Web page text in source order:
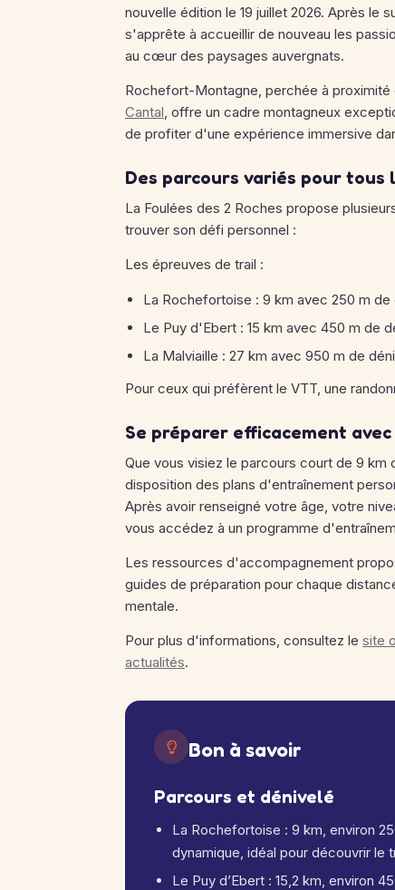
nouvelle édition le 19 juillet 2026. Après le
s'apprête à accueillir de nouveau les
au cœur des paysages auvergnats.
Rochefort-Montagne, perchée à proximité
Cantal, offre un cadre montagneux
de profiter d'une expérience immersive
Des parcours variés pour tous
La Foulées des 2 Roches propose
trouver son défi personnel :
Les épreuves de trail :
La Rochefortoise : 9 km avec 250 m
Le Puy d'Ebert : 15 km avec 450 m de
La Malviaille : 27 km avec 950 m de
Pour ceux qui préfèrent le VTT, une
Se préparer efficacement
Que vous visiez le parcours court de 9
disposition des plans d'entraînement
Après avoir renseigné votre âge, votre
vous accédez à un programme
Les ressources d'accompagnement
guides de préparation pour chaque
mentale.
Pour plus d'informations, consultez le site
actualités.
Bon à savoir
Parcours et dénivelé
La Rochefortoise : 9 km, environ
dynamique, idéal pour découvrir le
Le Puy d’Ebert : 15,2 km, environ